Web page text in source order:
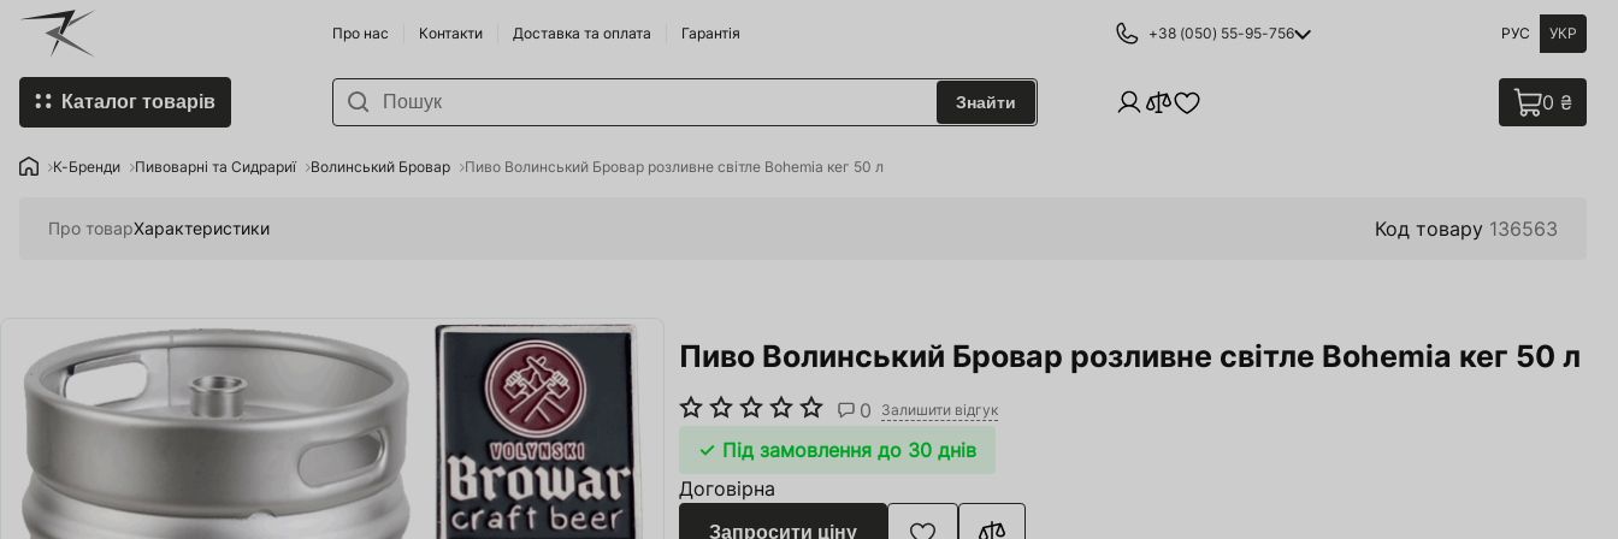
Про нас Контакти Доставка та оплата Гарантія +38 (050) 55-95-756 РУС УКР
Каталог товарів
К-Бренди
Пивоварні та Сидрариї
Умка - Холодильні Горки
Хміль та дріжджі
Смартфони та аксесуари
Землеробство
комплектуючі
Нопої
Food Store
Organic Farming in Ukraine
SHOP HoReCa
Знайти 0 ₴
К-Бренди Пивоварні та Сидрариї Волинський Бровар Пиво Волинський Бровар розливне світле Bohemia кег 50 л
Про товарХарактеристики Код товару 136563
Пиво Волинський Бровар розливне світле Bohemia кег 50 л
0 Залишити відгук
Під замовлення до 30 днів
Договірна
Запросити ціну